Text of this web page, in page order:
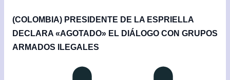
(COLOMBIA) PRESIDENTE DE LA ESPRIELLA
DECLARA «AGOTADO» EL DIÁLOGO CON GRUPOS
ARMADOS ILEGALES